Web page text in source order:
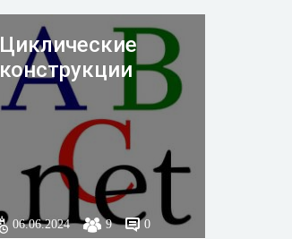
Циклические
конструкции
06.06.2024 9 0